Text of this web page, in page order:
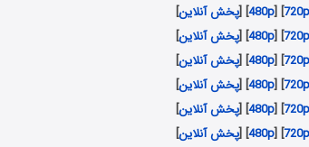
720p
] [
480p
] [پخش آنلاین]
720p
] [
480p
] [پخش آنلاین]
720p
] [
480p
] [پخش آنلاین]
720p
] [
480p
] [پخش آنلاین]
720p
] [
480p
] [پخش آنلاین]
720p
] [
480p
] [پخش آنلاین]